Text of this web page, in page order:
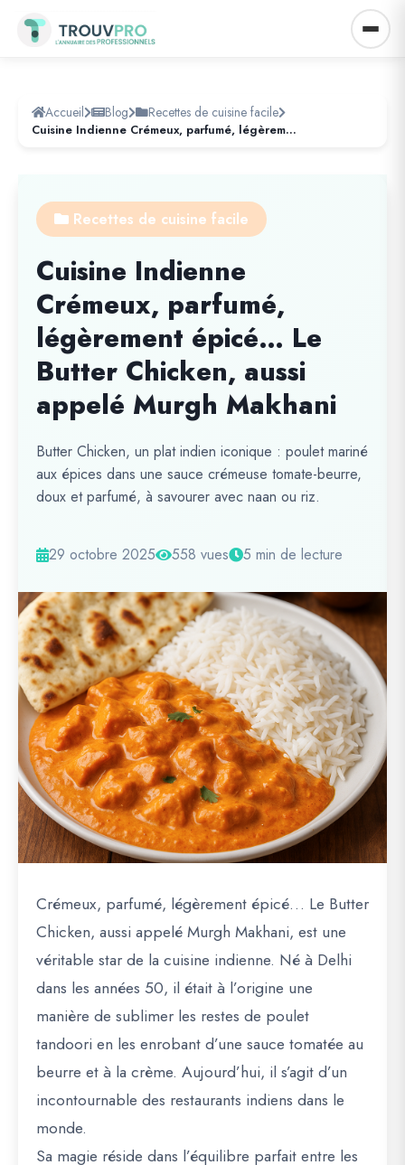
Accueil Blog Recettes de cuisine facile
Cuisine Indienne Crémeux, parfumé, légèrement épicé… Le Butter Chicken, aussi appelé Murgh Makhani
Recettes de cuisine facile
Cuisine Indienne
Crémeux, parfumé,
légèrement épicé… Le
Butter Chicken, aussi
appelé Murgh Makhani
Butter Chicken, un plat indien iconique : poulet mariné
aux épices dans une sauce crémeuse tomate-beurre,
doux et parfumé, à savourer avec naan ou riz.
29 octobre 2025 558 vues 5 min de lecture
Crémeux, parfumé, légèrement épicé… Le Butter
Chicken, aussi appeléMurgh Makhani, est une
véritable star de la cuisine indienne. Né à Delhi
dans les années 50, il était à l’origine une
manière de sublimer les restes de poulet
tandoori en les enrobant d’une sauce tomatée au
beurre et à la crème. Aujourd’hui, il s’agit d’un
incontournable des restaurants indiens dans le
monde.
Sa magie réside dans l’équilibre parfait entre les